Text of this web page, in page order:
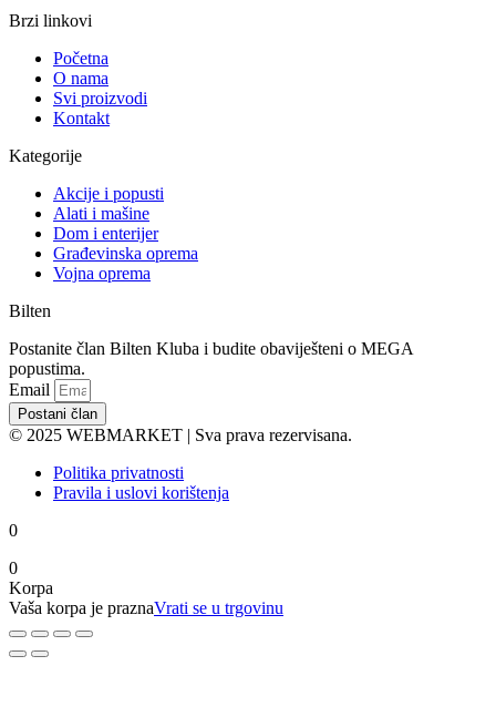
Brzi linkovi
Početna
O nama
Svi proizvodi
Kontakt
Kategorije
Akcije i popusti
Alati i mašine
Dom i enterijer
Građevinska oprema
Vojna oprema
Bilten
Postanite član Bilten Kluba i budite obaviješteni o MEGA
popustima.
Email
Postani član
© 2025 WEBMARKET | Sva prava rezervisana.
Politika privatnosti
Pravila i uslovi korištenja
0
0
Korpa
Vaša korpa je praznaVrati se u trgovinu